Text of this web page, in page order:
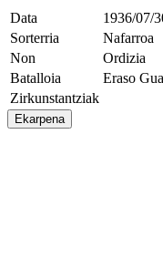
Data
1936/07/
Sorterria
Nafarroa
Non
Ordizia
Batalloia
Eraso
Zirkunstantziak